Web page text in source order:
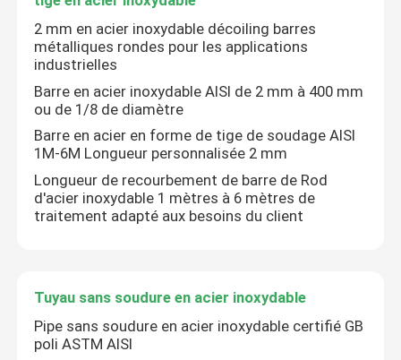
2 mm en acier inoxydable décoiling barres
métalliques rondes pour les applications
industrielles
Barre en acier inoxydable AISI de 2 mm à 400 mm
ou de 1/8 de diamètre
Barre en acier en forme de tige de soudage AISI
1M-6M Longueur personnalisée 2 mm
Longueur de recourbement de barre de Rod
d'acier inoxydable 1 mètres à 6 mètres de
traitement adapté aux besoins du client
Tuyau sans soudure en acier inoxydable
Pipe sans soudure en acier inoxydable certifié GB
poli ASTM AISI